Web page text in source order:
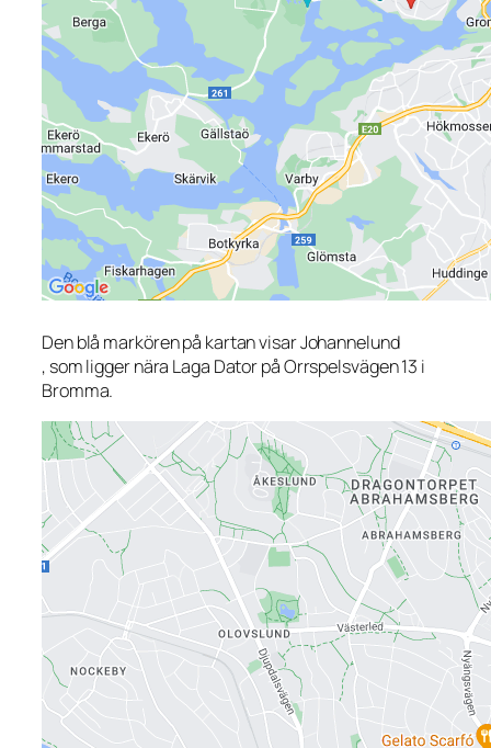
Den blå markören på kartan visar Johannelund
, som ligger nära Laga Dator på Orrspelsvägen 13 i
Bromma.